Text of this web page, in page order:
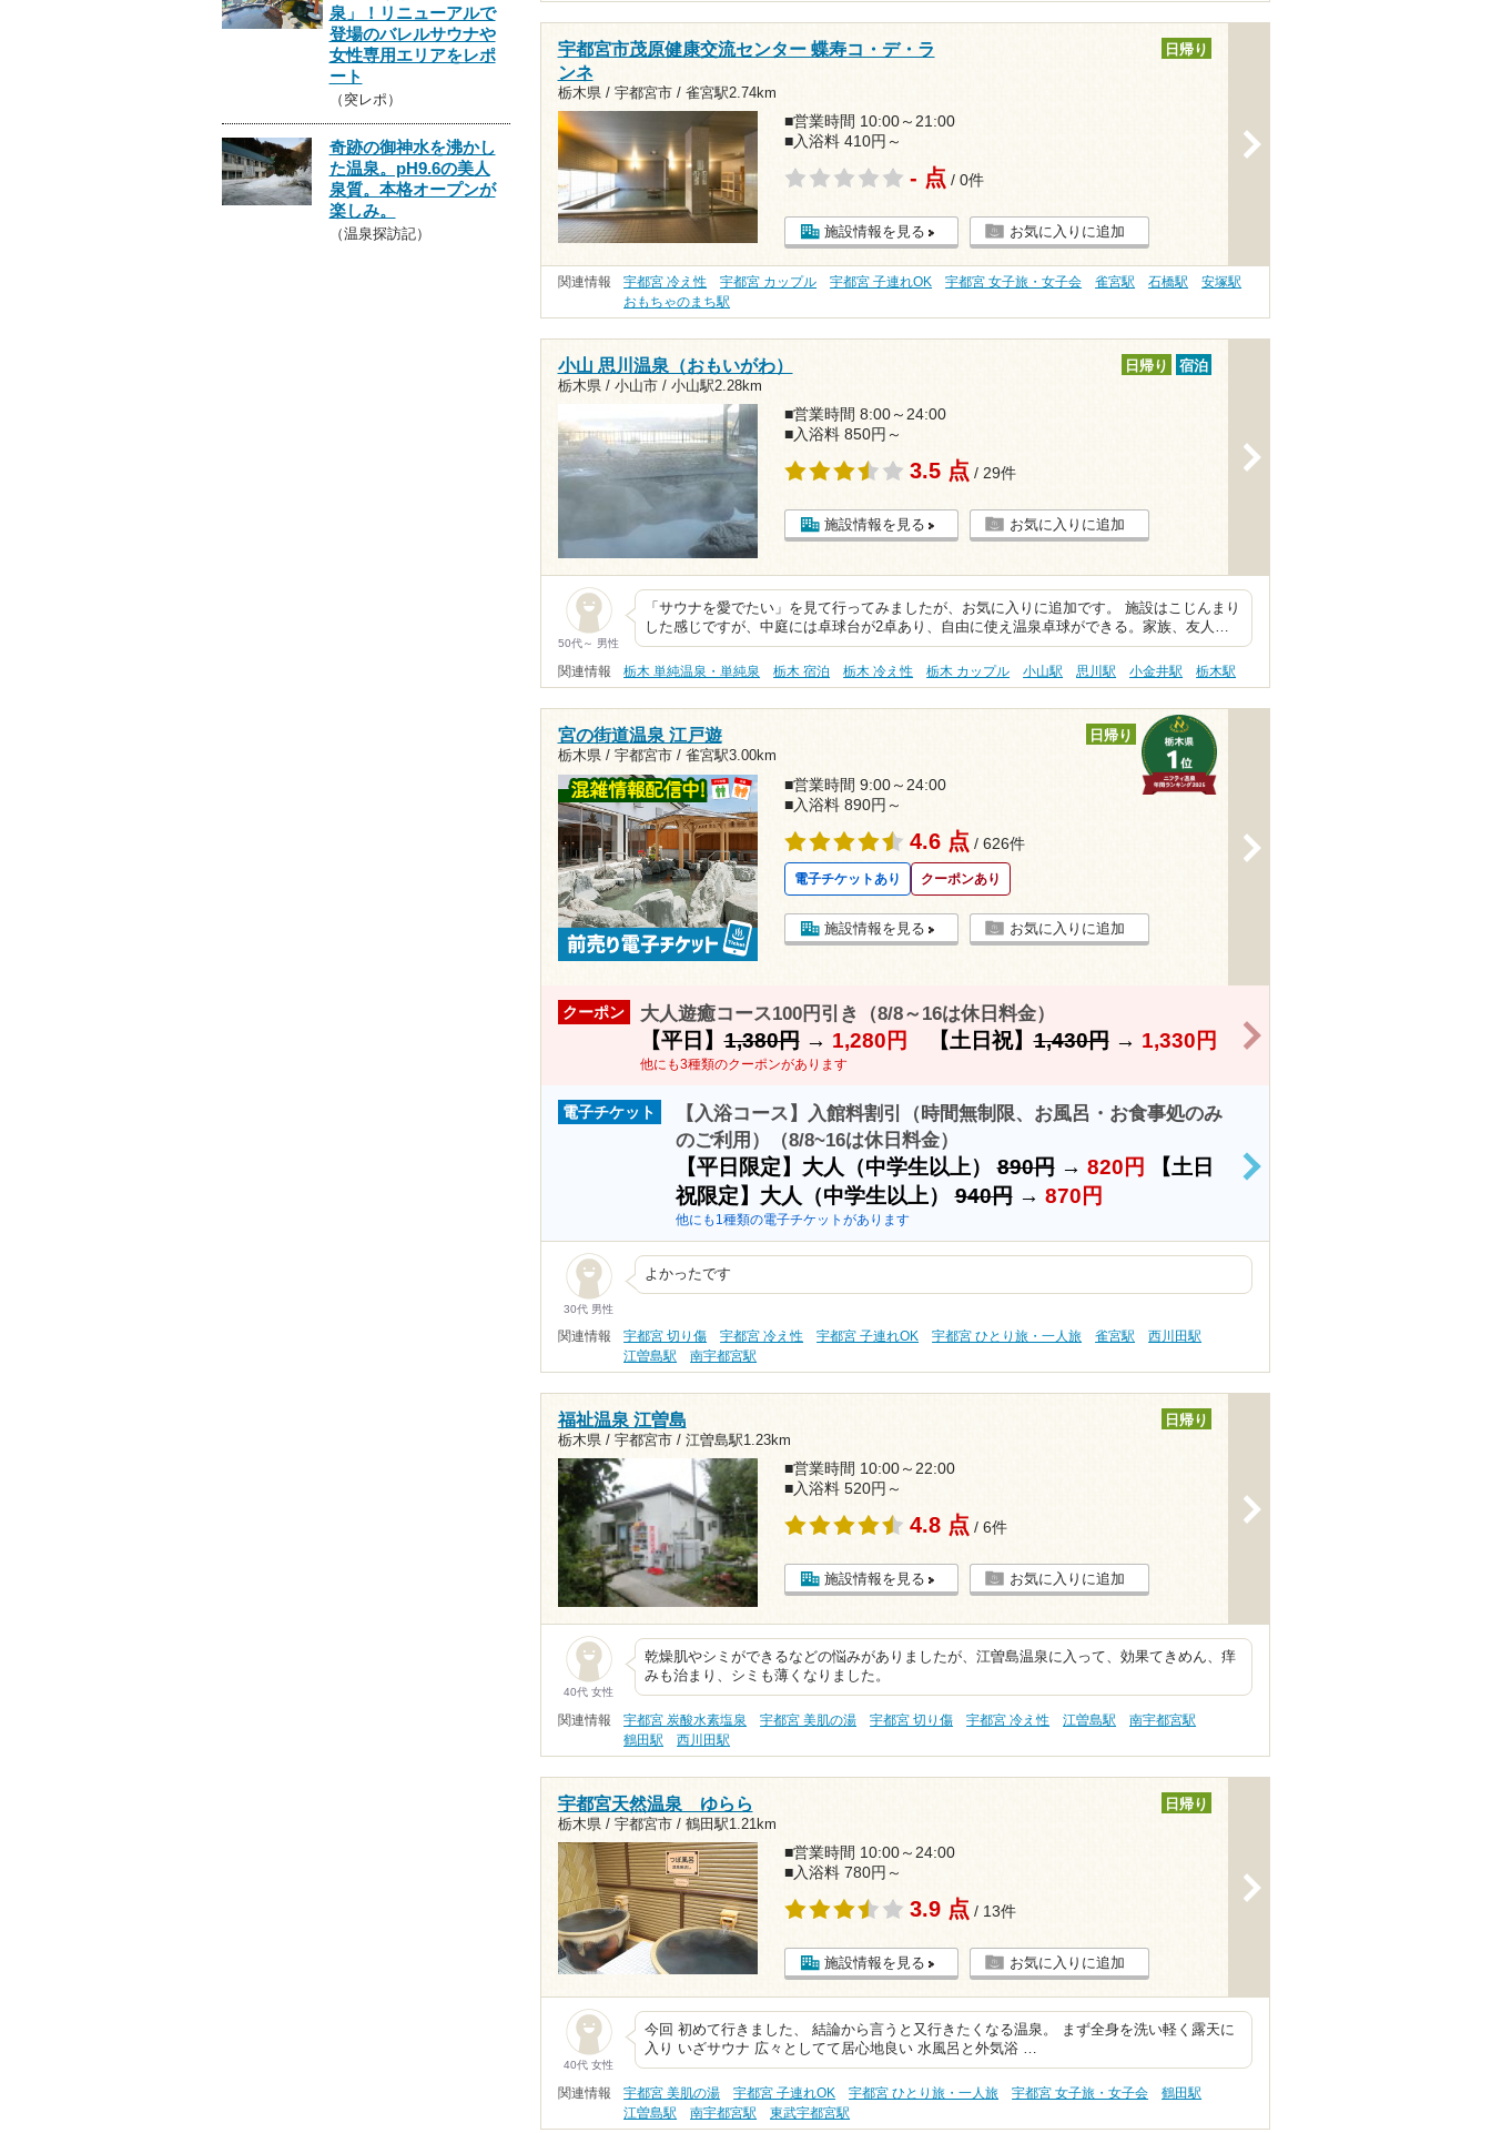
宇都宮市茂原健康交流センター 蝶寿コ・デ・ラ
ンネ
栃木県 / 宇都宮市 / 雀宮駅2.74km
日帰り
■営業時間 10:00～21:00
■入浴料 410円～
- 点 / 0件
施設情報を見る お気に入りに追加
関連情報 宇都宮 冷え性 宇都宮 カップル 宇都宮 子連れOK 宇都宮 女子旅・女子会 雀宮駅 石橋駅
安塚駅
おもちゃのまち駅
小山 思川温泉（おもいがわ）
栃木県 / 小山市 / 小山駅2.28km
日帰り 宿泊
■営業時間 8:00～24:00
■入浴料 850円～
3.5 点 / 29件
施設情報を見る お気に入りに追加
50代～ 男性
「サウナを愛でたい」を見て行ってみましたが、お気に入りに追加です。 施設はこじんまり
した感じですが、中庭には卓球台が2卓あり、自由に使え温泉卓球ができる。家族、友人…
関連情報 栃木 単純温泉・単純泉 栃木 宿泊 栃木 冷え性 栃木 カップル 小山駅 思川駅 小金井駅 栃木駅
宮の街道温泉 江戸遊
栃木県 / 宇都宮市 / 雀宮駅3.00km
日帰り
■営業時間 9:00～24:00
■入浴料 890円～
4.6 点 / 626件
電子チケットあり クーポンあり
施設情報を見る お気に入りに追加
クーポン 大人遊癒コース100円引き（8/8～16は休日料金）
【平日】1,380円→ 1,280円 【土日祝】1,430円→ 1,330円
他にも3種類のクーポンがあります
電子チケット
【入浴コース】入館料割引（時間無制限、お風呂・お食事処のみ
のご利用）（8/8~16は休日料金）
【平日限定】大人（中学生以上）890円→ 820円
【土日
祝限定】大人（中学生以上）940円→ 870円
他にも1種類の電子チケットがあります
>
30代 男性
よかったです
関連情報 宇都宮 切り傷 宇都宮 冷え性 宇都宮 子連れOK 宇都宮 ひとり旅・一人旅 雀宮駅
西川田駅
江曽島駅
南宇都宮駅
福祉温泉 江曽島
栃木県 / 宇都宮市 / 江曽島駅1.23km
日帰り
■営業時間 10:00～22:00
■入浴料 520円～
4.8 点 / 6件
施設情報を見る お気に入りに追加
40代 女性
乾燥肌やシミができるなどの悩みがありましたが、江曽島温泉に入って、効果てきめん、痒
みも治まり、シミも薄くなりました。
関連情報 宇都宮 炭酸水素塩泉 宇都宮 美肌の湯 宇都宮 切り傷 宇都宮 冷え性 江曽島駅
南宇都宮駅
鶴田駅
西川田駅
宇都宮天然温泉 ゆらら
栃木県 / 宇都宮市 / 鶴田駅1.21km
日帰り
■営業時間 10:00～24:00
■入浴料 780円～
3.9 点 / 13件
施設情報を見る お気に入りに追加
40代 女性
今回 初めて行きました、 結論から言うと又行きたくなる温泉。 まず全身を洗い軽く露天に
入り いざサウナ 広々としてて居心地良い 水風呂と外気浴 …
関連情報 宇都宮 美肌の湯 宇都宮 子連れOK 宇都宮 ひとり旅・一人旅 宇都宮 女子旅・女子会
鶴田駅
江曽島駅
南宇都宮駅 東武宇都宮駅
泉」！リニューアルで
登場のバレルサウナや
女性専用エリアをレポ
ート
（突レポ）
奇跡の御神水を沸かし
た温泉。pH9.6の美人
泉質。本格オープンが
楽しみ。
（温泉探訪記）